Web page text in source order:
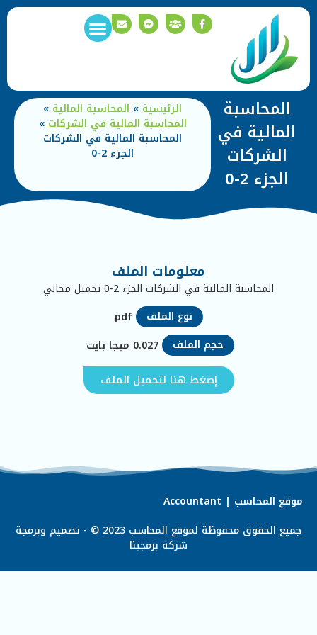
المحاسبة
المالية في
الشركات
الجزء 2-0
الرئيسية » المحاسبة المالية »
المحاسبة المالية في الشركات »
المحاسبة المالية في الشركات
الجزء 2-0
معلومات الملف
المحاسبة المالية في الشركات الجزء 2-0 تحميل مجاني
نوع الملف
pdf
حجم الملف
0.027 ميجا بايت
إضغط هنا لتحميل الملف
موقع المحاسب | Accountant
جميع الحقوق محفوظة لموقع المحاسب 2023 © - تصميم وبرمجة
شركة برمجينا